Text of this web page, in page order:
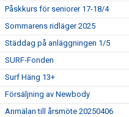
Påskkurs för seniorer 17-18/4
Sommarens ridläger 2025
Städdag på anläggningen 1/5
SURF-Fonden
Surf Häng 13+
Försäljning av Newbody
Anmälan till årsmöte 20250406